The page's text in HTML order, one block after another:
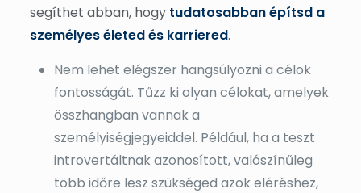
segíthet abban, hogy tudatosabban építsd a
személyes életed és karriered.
Nem lehet elégszer hangsúlyozni a célok
fontosságát. Tűzz ki olyan célokat, amelyek
összhangban vannak a
személyiségjegyeiddel. Például, ha a teszt
introvertáltnak azonosított, valószínűleg
több időre lesz szükséged azok eléréshez,